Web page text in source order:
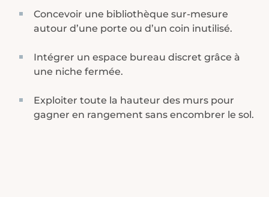
Concevoir une bibliothèque sur-mesure
autour d’une porte ou d’un coin inutilisé.
Intégrer un espace bureau discret grâce à
une niche fermée.
Exploiter toute la hauteur des murs pour
gagner en rangement sans encombrer le sol.